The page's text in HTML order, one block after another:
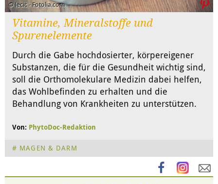
© lecic - Fotolia.com
Vitamine, Mineralstoffe und
Spurenelemente
Durch die Gabe hochdosierter, körpereigener
Substanzen, die für die Gesundheit wichtig sind,
soll die Orthomolekulare Medizin dabei helfen,
das Wohlbefinden zu erhalten und die
Behandlung von Krankheiten zu unterstützen.
Von: PhytoDoc-Redaktion
MAGEN & DARM